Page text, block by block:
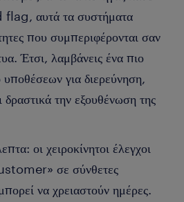
αυτά τα συστήματα
που συμπεριφέρονται σαν
Έτσι, λαμβάνεις ένα πιο
υποθέσεων για διερεύνηση,
δραστικά την εξουθένωση της
οι χειροκίνητοι έλεγχοι
σε σύνθετες
να χρειαστούν ημέρες.